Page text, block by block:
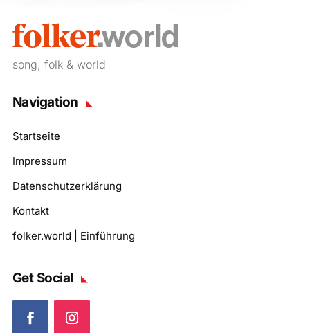
song, folk & world
Navigation
Startseite
Impressum
Datenschutzerklärung
Kontakt
folker.world | Einführung
Get Social